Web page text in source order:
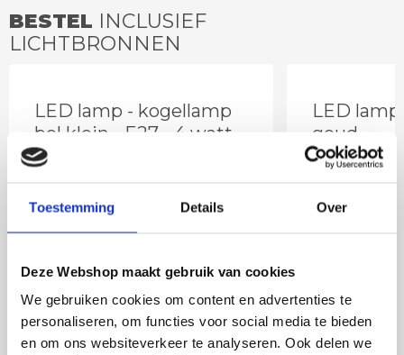
Toestemming Details Over
Deze Webshop maakt gebruik van cookies
We gebruiken cookies om content en advertenties te
personaliseren, om functies voor social media te bieden
en om ons websiteverkeer te analyseren. Ook delen we
BESTEL INCLUSIEF
LICHTBRONNEN
LED lamp - kogellamp
bol klein - E27 - 4 watt
LED
goud